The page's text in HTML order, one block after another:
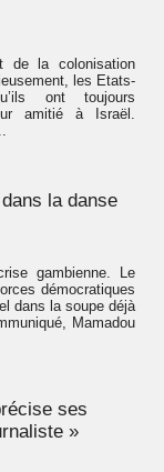
de la colonisation
les Etats-
ont toujours
amitié à Israël.
la danse
gambienne. Le
démocratiques
dans la soupe déjà
Mamadou
ses
»